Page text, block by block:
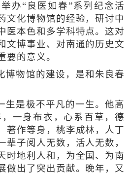
办“良医如春”系列纪念活
文化博物馆的经验，研讨中
医本色和多学科特点。这对
文博事业、对南通的历史文
要的意义。
博物馆的建设，是和朱良春
生是极不平凡的一生。他高
一身布衣，心系百草，德
著作等身，桃李成林，人丁
辈子阅人无数，活人无数，
时地利人和，为全国、为南
做出了突出贡献。晚年，又